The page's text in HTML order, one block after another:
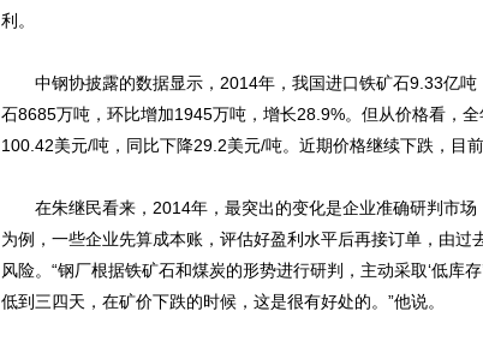
利。
中钢协披露的数据显示，2014年，我国进口铁矿石9.33亿吨
石8685万吨，环比增加1945万吨，增长28.9%。但从价格看，
100.42美元/吨，同比下降29.2美元/吨。近期价格继续下跌，目
在朱继民看来，2014年，最突出的变化是企业准确研判市场
为例，一些企业先算成本账，评估好盈利水平后再接订单，由过
风险。“钢厂根据铁矿石和煤炭的形势进行研判，主动采取‘低库
低到三四天，在矿价下跌的时候，这是很有好处的。”他说。